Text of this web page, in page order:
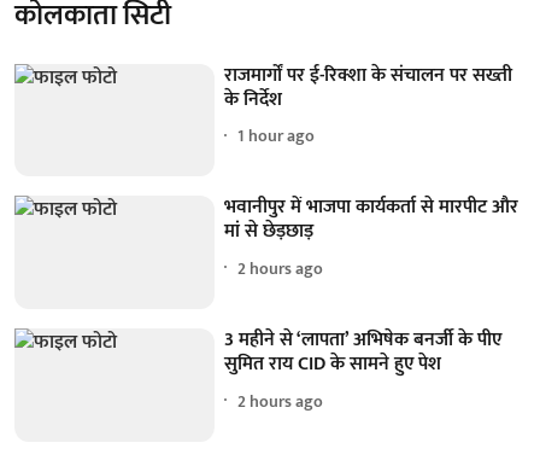
कोलकाता सिटी
राजमार्गों पर ई-रिक्शा के संचालन पर सख्ती
के निर्देश
1 hour ago
भवानीपुर में भाजपा कार्यकर्ता से मारपीट और
मां से छेड़छाड़
2 hours ago
3 महीने से ‘लापता’ अभिषेक बनर्जी के पीए
सुमित राय CID के सामने हुए पेश
2 hours ago